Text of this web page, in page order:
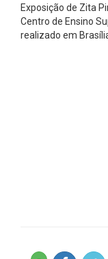
Exposição de Zita
Centro de Ensino
realizado em